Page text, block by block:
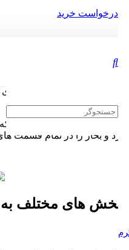
درخواست خرید
فعالیت می دهند. آنها
دارند تا اطمینان حاصل شود
و بخار را در تمام قسمت
در بخش های مختلف